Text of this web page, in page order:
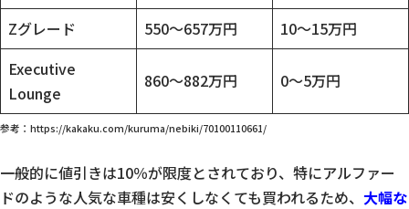
Zグレード
550～657万円
10～15万円
Executive
Lounge
860～882万円 0～5万円
参考：https://kakaku.com/kuruma/nebiki/70100110661/
一般的に値引きは10％が限度とされており、特にアルファー
ドのような人気な車種は安くしなくても買われるため、 大幅な